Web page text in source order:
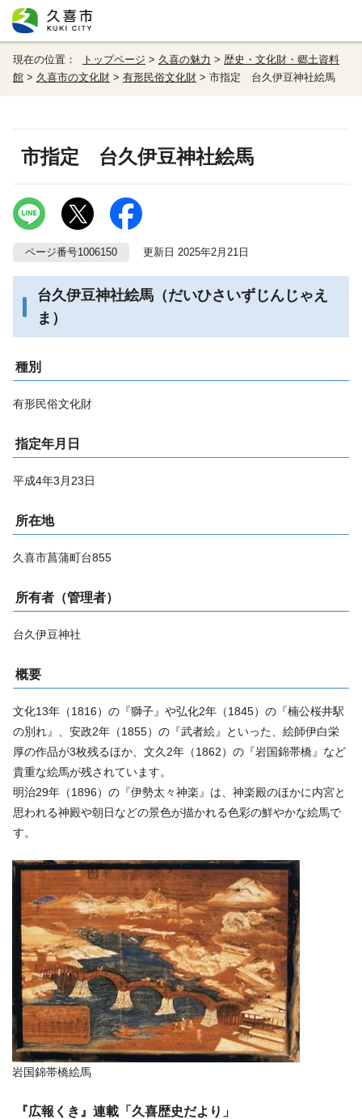
現在の位置： トップページ > 久喜の魅力 > 歴史・文化財・郷土資料
館 > 久喜市の文化財 > 有形民俗文化財 > 市指定 台久伊豆神社絵馬
市指定 台久伊豆神社絵馬
ページ番号1006150 更新日 2025年2月21日
台久伊豆神社絵馬（だいひさいずじんじゃえ
ま）
種別
有形民俗文化財
指定年月日
平成4年3月23日
所在地
久喜市菖蒲町台855
所有者（管理者）
台久伊豆神社
概要
文化13年（1816）の『獅子』や弘化2年（1845）の『楠公桜井駅
の別れ』、安政2年（1855）の『武者絵』といった、絵師伊白栄
厚の作品が3枚残るほか、文久2年（1862）の『岩国錦帯橋』など
貴重な絵馬が残されています。
明治29年（1896）の『伊勢太々神楽』は、神楽殿のほかに内宮と
思われる神殿や朝日などの景色が描かれる色彩の鮮やかな絵馬で
す。
岩国錦帯橋絵馬
『広報くき』連載「久喜歴史だより」